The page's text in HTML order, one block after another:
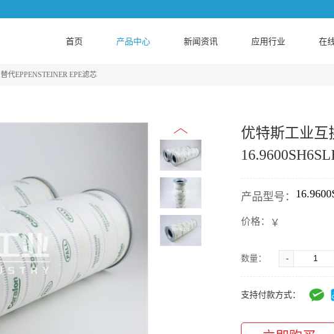
首页 产品中心 新闻资讯 应用行业 在
替代EPPENSTEINER EPE滤芯
优特斯工业互
产品型号：
价格： ￥
数量： -
支持付款方式：